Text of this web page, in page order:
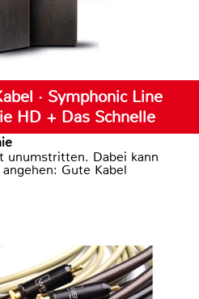
· Symphonic Line
HD + Das Schnelle
unumstritten. Dabei kann
Gute Kabel